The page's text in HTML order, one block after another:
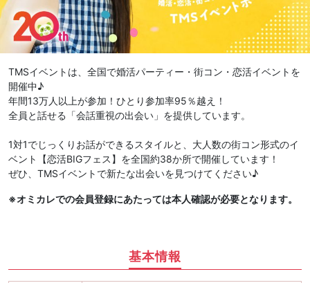
TMSイベントは、全国で婚活パーティー・街コン・恋活イベントを
開催中♪
年間13万人以上が参加！ひとり参加率95％越え！
全員と話せる「会話重視の出会い」を提供しています。
1対1でじっくりお話ができるスタイルと、大人数の街コン形式のイ
ベント【恋活BIGフェス】を全国約38か所で開催しています！
ぜひ、TMSイベントで新たな出会いを見つけてください♪
※オミカレでの会員登録にあたっては本人確認が必要となります。
基本情報